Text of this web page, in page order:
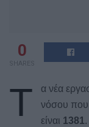
0
SHARES
Τ
α νέα
νόσου που
είναι 1381.